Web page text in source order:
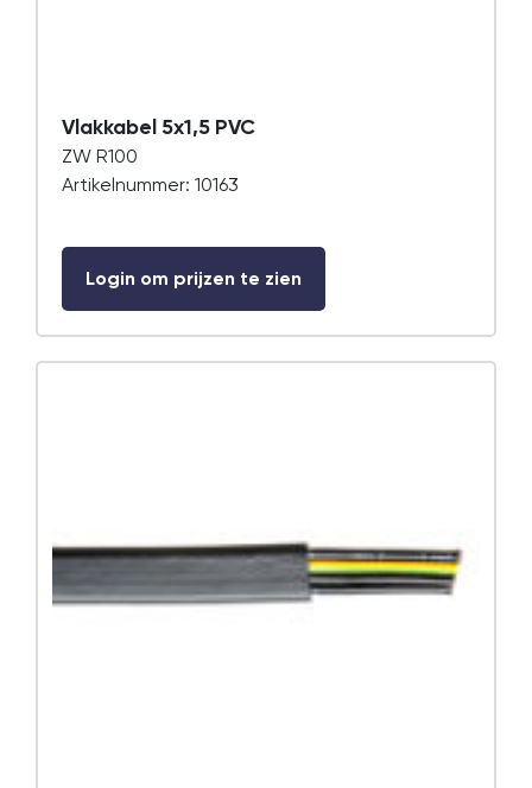
Vlakkabel 5x1,5 PVC
ZW R100
Artikelnummer: 10163
Login om prijzen te zien